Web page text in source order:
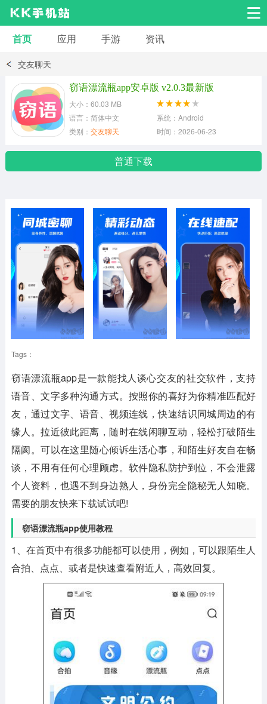
安卓应用
小说漫画
金融理财 新闻资讯 游戏辅助
安卓其它
首页 应用 手游 资讯
交友聊天
窃语漂流瓶app安卓版 v2.0.3最新版
大小：60.03 MB
语言：简体中文
系统：Android
类别： 交友聊天 时间：2026-06-23
普通下载
Tags：
窃语漂流瓶app是一款能找人谈心交友的社交软件，支持
语音、文字多种沟通方式。按照你的喜好为你精准匹配好
友，通过文字、语音、视频连线，快速结识同城周边的有
缘人。拉近彼此距离，随时在线闲聊互动，轻松打破陌生
隔阂。可以在这里随心倾诉生活心事，和陌生好友自在畅
谈，不用有任何心理顾虑。软件隐私防护到位，不会泄露
个人资料，也遇不到身边熟人，身份完全隐秘无人知晓。
需要的朋友快来下载试试吧!
窃语漂流瓶app使用教程
1、在首页中有很多功能都可以使用，例如，可以跟陌生人
合拍、点点、或者是快速查看附近人，高效回复。